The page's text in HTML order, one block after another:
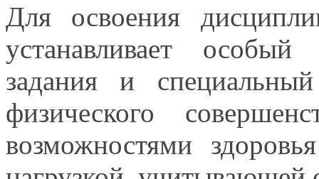
Для освоения
устанавливает особый
заданияи специальный
физического
возможностями